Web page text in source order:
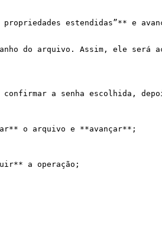
estendidas”** e
do arquivo. Assim, ele será
a senha escolhida,
o arquivo e **avançar**;
a operação;